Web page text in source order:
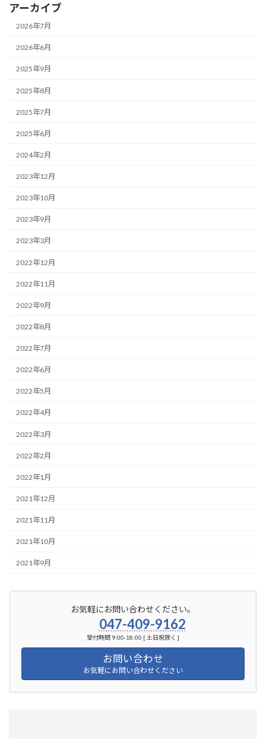
アーカイブ
2026年7月
2026年6月
2025年9月
2025年8月
2025年7月
2025年6月
2024年2月
2023年12月
2023年10月
2023年9月
2023年3月
2022年12月
2022年11月
2022年9月
2022年8月
2022年7月
2022年6月
2022年5月
2022年4月
2022年3月
2022年2月
2022年1月
2021年12月
2021年11月
2021年10月
2021年9月
お気軽にお問い合わせください。
047-409-9162
受付時間 9:00-18:00 [ 土日祝除く ]
お問い合わせ
お気軽にお問い合わせください